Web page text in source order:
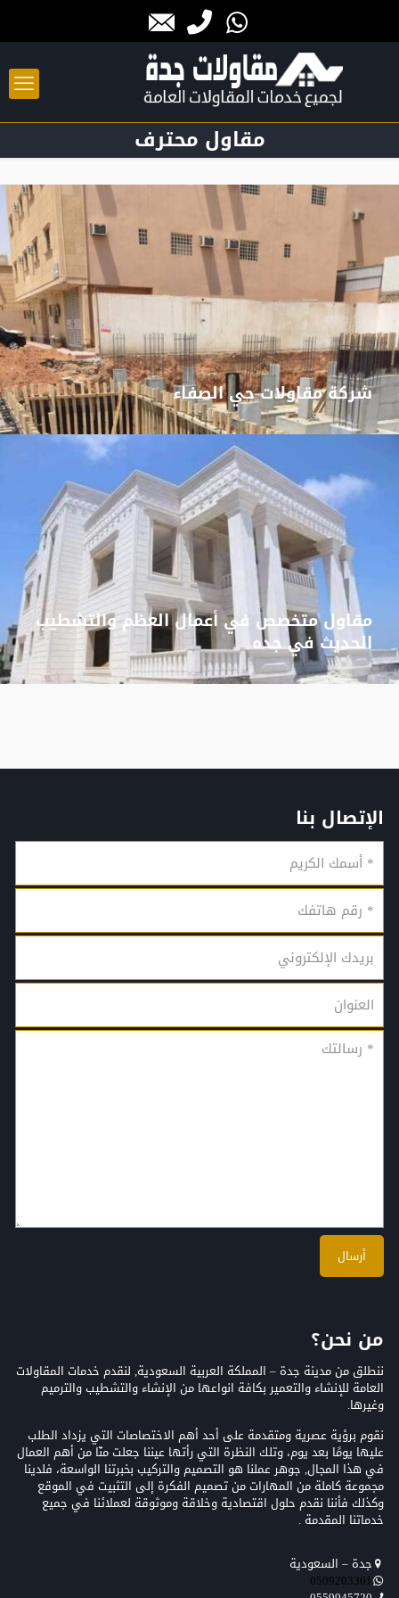
مقاول محترف
شركة مقاولات حي الصفاء
مقاول متخصص في أعمال العظم والتشطيب
الحديث في جده
الإتصال بنا
من نحن؟
ننطلق من مدينة جدة – المملكة العربية السعودية, لنقدم خدمات المقاولات
العامة للإنشاء والتعمير بكافة انواعها من الإنشاء والتشطيب والترميم
وغيرها.
نقوم برؤية عصرية ومتقدمة على أحد أهم الاختصاصات التي يزداد الطلب
عليها يومًا بعد يوم، وتلك النظرة التي رأتها عيننا جعلت منّا من أهم العمال
في هذا المجال, جوهر عملنا هو التصميم والتركيب بخبرتنا الواسعة، فلدينا
مجموعة كاملة من المهارات من تصميم الفكرة إلى التثبيت في الموقع
وكذلك فأننا نقدم حلول اقتصادية وخلاقة وموثوقة لعملائنا في جميع
خدماتنا المقدمة .
جدة – السعودية
0509203361‬‏‬‏